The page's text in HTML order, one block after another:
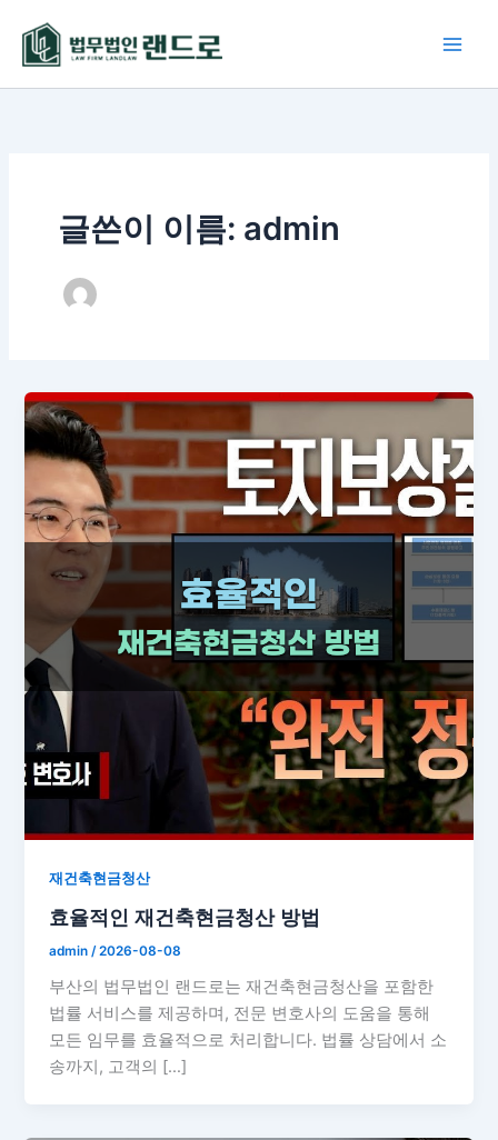
로
글쓴이 이름: admin
재건축현금청산
효율적인 재건축현금청산 방법
admin /2026-08-08
부산의 법무법인 랜드로는 재건축현금청산을 포함한
법률 서비스를 제공하며, 전문 변호사의 도움을 통해
모든 임무를 효율적으로 처리합니다. 법률 상담에서 소
송까지, 고객의 […]